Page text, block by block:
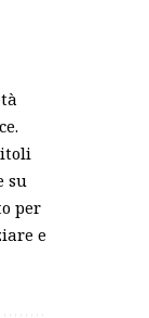
su
per
e